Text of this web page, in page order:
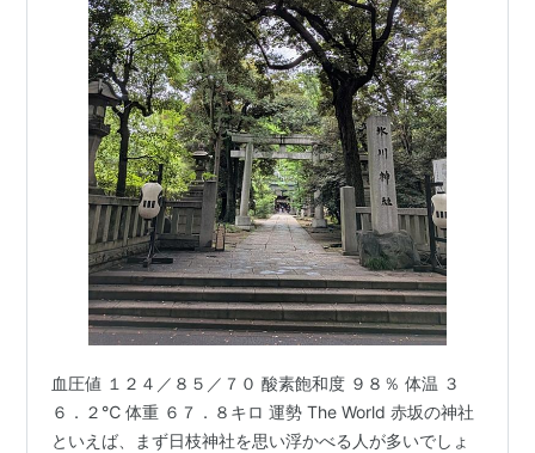
血圧値 １２４／８５／７０ 酸素飽和度 ９８％ 体温 ３
６．２℃ 体重 ６７．８キロ 運勢 The World 赤坂の神社
といえば、まず日枝神社を思い浮かべる人が多いでしょ